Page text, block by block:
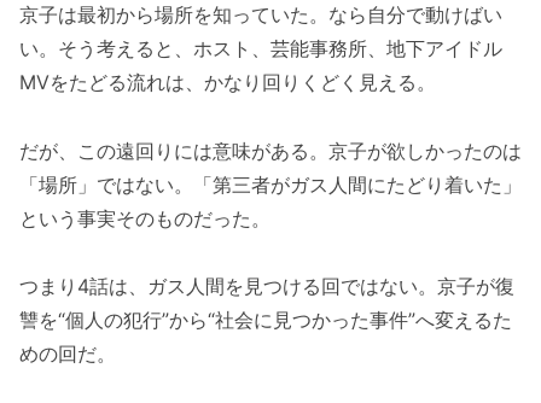
京子は最初から場所を知っていた。なら自分で動けばい
い。そう考えると、ホスト、芸能事務所、地下アイドル
MVをたどる流れは、かなり回りくどく見える。
だが、この遠回りには意味がある。京子が欲しかったのは
「場所」ではない。「第三者がガス人間にたどり着いた」
という事実そのものだった。
つまり4話は、ガス人間を見つける回ではない。京子が復
讐を“個人の犯行”から“社会に見つかった事件”へ変えるた
めの回だ。